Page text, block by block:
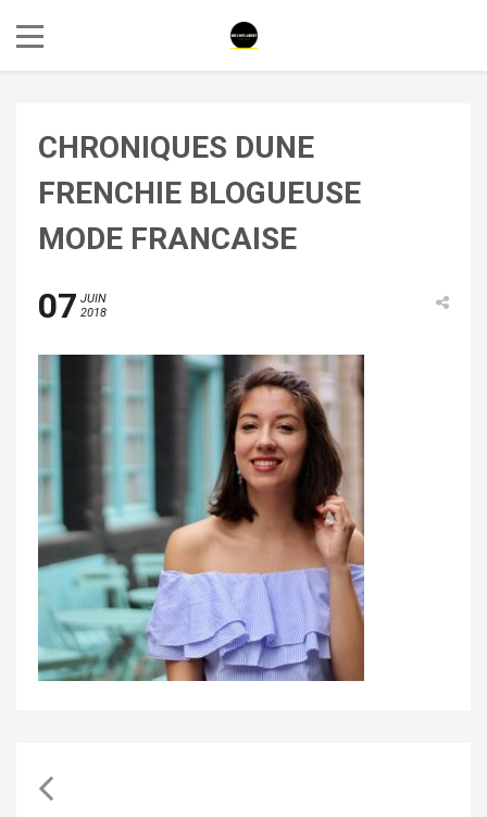
CHRONIQUES DUNE
FRENCHIE BLOGUEUSE
MODE FRANCAISE
07 JUIN
2018